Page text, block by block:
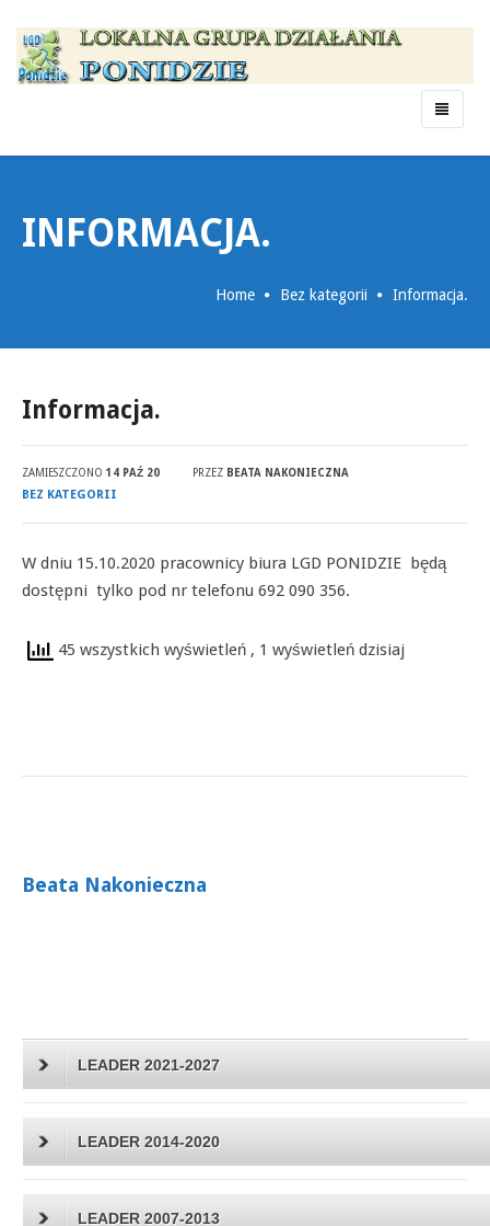
Menu
INFORMACJA.
Home Bez kategorii Informacja.
Informacja.
ZAMIESZCZONO 14 PAŹ 20 PRZEZ BEATA NAKONIECZNA
BEZ KATEGORII
W dniu 15.10.2020 pracownicy biura LGD PONIDZIE będą
dostępni tylko pod nr telefonu 692 090 356.
45 wszystkich wyświetleń , 1 wyświetleń dzisiaj
Beata Nakonieczna
LEADER 2021-2027
LEADER 2014-2020
LEADER 2007-2013